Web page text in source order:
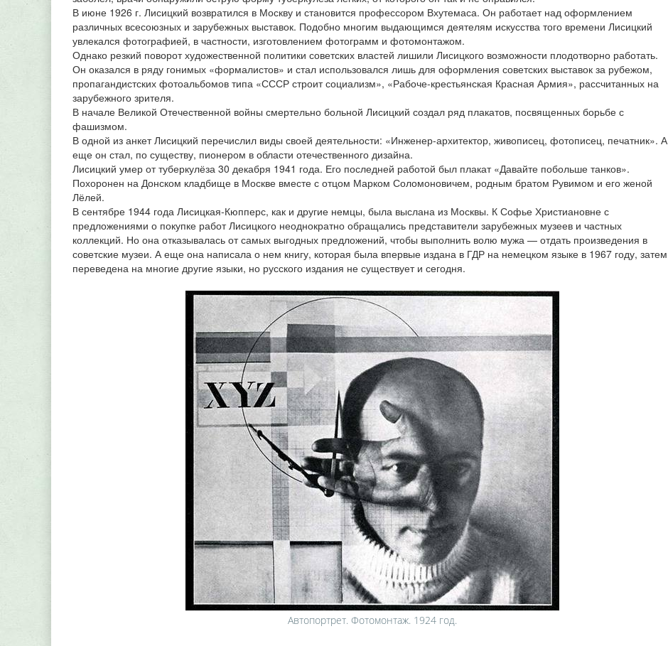
В июне 1926 г. Лисицкий возвратился в Москву и становится профессором Вхутемаса. Он работает над оформлением
различных всесоюзных и зарубежных выставок. Подобно многим выдающимся деятелям искусства того времени Лисицкий
увлекался фотографией, в частности, изготовлением фотограмм и фотомонтажом.
Однако резкий поворот художественной политики советских властей лишили Лисицкого возможности плодотворно работать.
Он оказался в ряду гонимых «формалистов» и стал использовался лишь для оформления советских выставок за рубежом,
пропагандистских фотоальбомов типа «СССР строит социализм», «Рабоче-крестьянская Красная Армия», рассчитанных на
зарубежного зрителя.
В начале Великой Отечественной войны смертельно больной Лисицкий создал ряд плакатов, посвященных борьбе с
фашизмом.
В одной из анкет Лисицкий перечислил виды своей деятельности: «Инженер-архитектор, живописец, фотописец, печатник». А
еще он стал, по существу, пионером в области отечественного дизайна.
Лисицкий умер от туберкулёза 30 декабря 1941 года. Его последней работой был плакат «Давайте побольше танков».
Похоронен на Донском кладбище в Москве вместе с отцом Марком Соломоновичем, родным братом Рувимом и его женой
Лёлей.
В сентябре 1944 года Лисицкая-Кюпперс, как и другие немцы, была выслана из Москвы. К Софье Христиановне с
предложениями о покупке работ Лисицкого неоднократно обращались представители зарубежных музеев и частных
коллекций. Но она отказывалась от самых выгодных предложений, чтобы выполнить волю мужа — отдать произведения в
советские музеи. А еще она написала о нем книгу, которая была впервые издана в ГДР на немецком языке в 1967 году, затем
переведена на многие другие языки, но русского издания не существует и сегодня.
Автопортрет. Фотомонтаж. 1924 год.